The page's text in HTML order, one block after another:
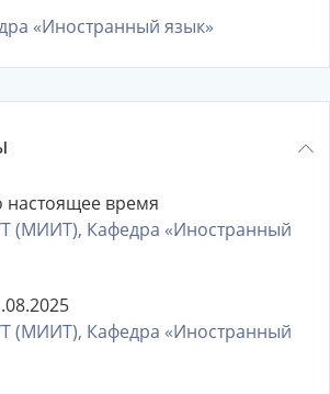
«Иностранный язык»
настоящее время
(МИИТ), Кафедра «Иностранный
(МИИТ), Кафедра «Иностранный